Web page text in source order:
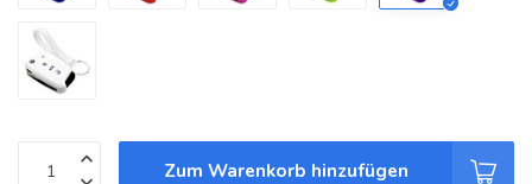
Zum Warenkorb hinzufügen